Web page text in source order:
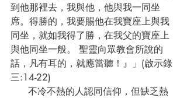
到他那裡去，我與他，他與我一同坐
席。得勝的，我要賜他在我寶座上與我
同坐，就如我得了勝，在我父的寶座上
與他同坐一般。 聖靈向眾教會所說的
話，凡有耳的，就應當聽！』」(啟示錄
三:14-22)